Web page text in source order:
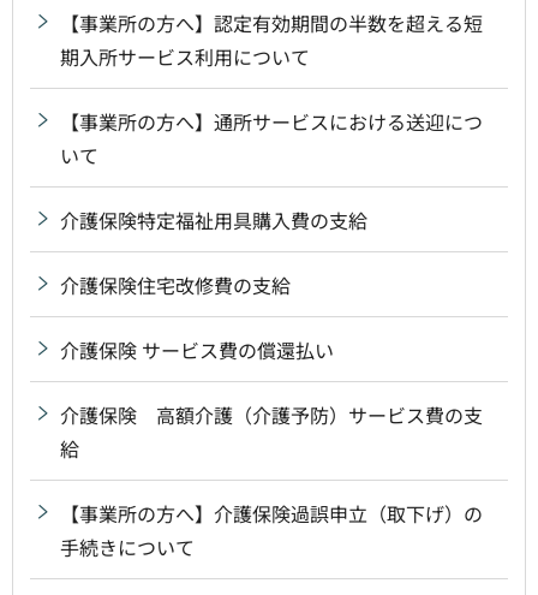
【事業所の方へ】認定有効期間の半数を超える短
期入所サービス利用について
【事業所の方へ】通所サービスにおける送迎につ
いて
介護保険特定福祉用具購入費の支給
介護保険住宅改修費の支給
介護保険 サービス費の償還払い
介護保険 高額介護（介護予防）サービス費の支
給
【事業所の方へ】介護保険過誤申立（取下げ）の
手続きについて